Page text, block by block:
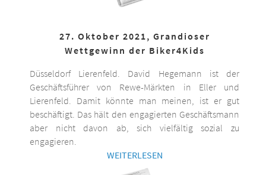
27. Oktober 2021, Grandioser
Wettgewinn der Biker4Kids
Düsseldorf Lierenfeld. David Hegemann ist der
Geschäftsführer von Rewe-Märkten in Eller und
Lierenfeld. Damit könnte man meinen, ist er gut
beschäftigt. Das hält den engagierten Geschäftsmann
aber nicht davon ab, sich vielfältig sozial zu
engagieren.
WEITERLESEN